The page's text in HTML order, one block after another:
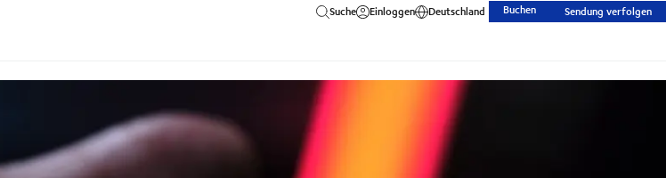
Suche Einloggen Deutschland Buchen Sendung verfolgen